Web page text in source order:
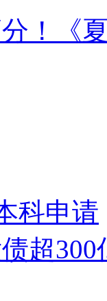
！《
科申请
超